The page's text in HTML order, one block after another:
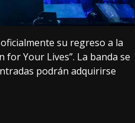
su regreso a la
Your Lives”. La banda se
podrán adquirirse